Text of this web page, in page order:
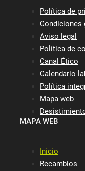
Política de
Condiciones
Aviso legal
Política de
Canal Ético
Calendario
Política
Mapa web
MAPA WEB
Inicio
Recambios